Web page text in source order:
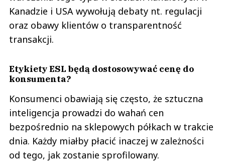
Kanadzie i USA wywołują debaty nt. regulacji
oraz obawy klientów o transparentność
transakcji.
Etykiety ESL będą dostosowywać cenę do
konsumenta?
Konsumenci obawiają się często, że sztuczna
inteligencja prowadzi do wahań cen
bezpośrednio na sklepowych półkach w trakcie
dnia. Każdy miałby płacić inaczej w zależności
od tego, jak zostanie sprofilowany.